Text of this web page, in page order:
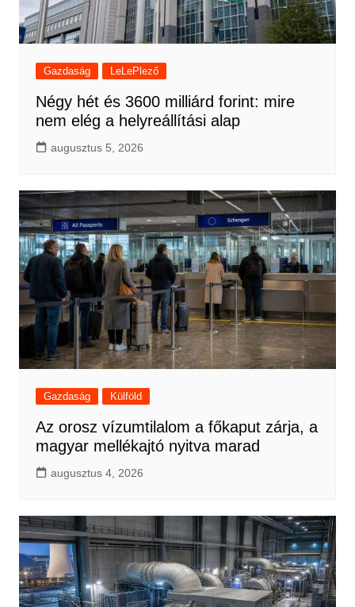
Gazdaság LeLePlező
Négy hét és 3600 milliárd forint: mire
nem elég a helyreállítási alap
augusztus 5, 2026
Gazdaság Külföld
Az orosz vízumtilalom a főkaput zárja, a
magyar mellékajtó nyitva marad
augusztus 4, 2026